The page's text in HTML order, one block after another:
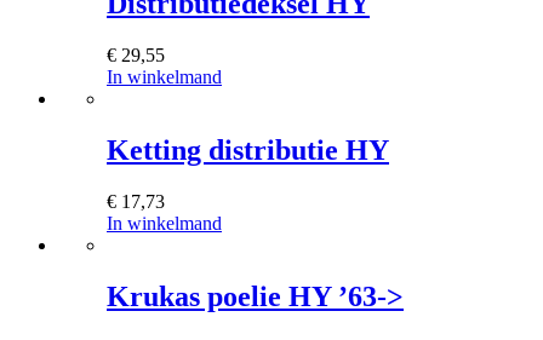
€ 29,55
In winkelmand
Ketting distributie HY
€ 17,73
In winkelmand
Krukas poelie HY ’63->